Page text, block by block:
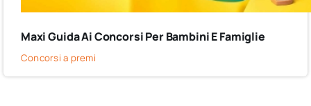
Maxi Guida Ai Concorsi Per Bambini E Famiglie
Concorsi a premi